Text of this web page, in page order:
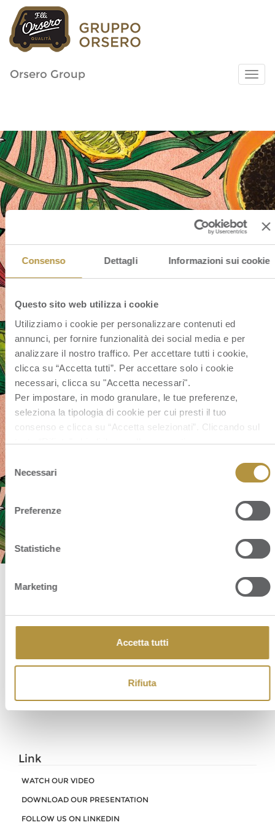
Consenso Dettagli Informazioni sui cookie
Questo sito web utilizza i cookie
Utilizziamo i cookie per personalizzare contenuti ed
annunci, per fornire funzionalità dei social media e per
analizzare il nostro traffico. Per accettare tutti i cookie,
clicca su “Accetta tutti”. Per accettare solo i cookie
necessari, clicca su "Accetta necessari".
Per impostare, in modo granulare, le tue preferenze,
seleziona la tipologia di cookie per cui presti il tuo
consenso e clicca su “Accetta selezionati”. Cliccando sul
tasto “Rifiuta” chiudi il pannello per continuare senza
Se vuoi saperne di più clicca
per accedere alla cookie
Selezione
del
consenso
Necessari
Preferenze
Statistiche
Marketing
Accetta tutti
Rifiuta
Orsero Group
PRESS RELEASE
Link
WATCH OUR VIDEO
DOWNLOAD OUR PRESENTATION
FOLLOW US ON LINKEDIN